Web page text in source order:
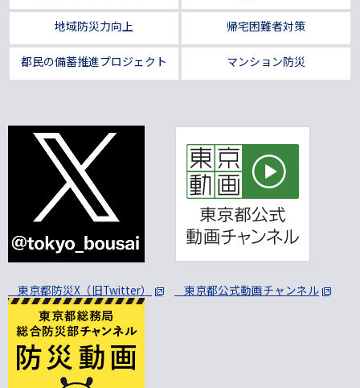
地域防災力向上 帰宅困難者対策
都民の備蓄推進プロジェクト マンション防災
東京都防災X（旧Twitter） 東京都公式動画チャンネル